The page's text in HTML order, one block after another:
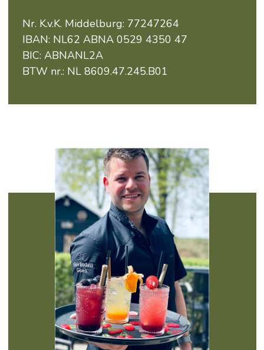
Nr. K.v.K. Middelburg: 77247264
IBAN: NL62 ABNA 0529 4350 47
BIC: ABNANL2A
BTW nr.: NL 8609.47.245.B01